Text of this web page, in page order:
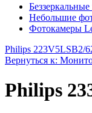
Небольшие
Фотокамеры
Philips 223V5LSB2/
Вернуться к:
Philips